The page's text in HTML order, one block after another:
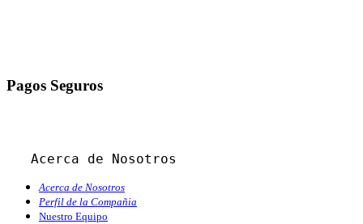
Pagos Seguros
Acerca de Nosotros
Acerca de Nosotros
Perfil de la Compañia
Nuestro Equipo